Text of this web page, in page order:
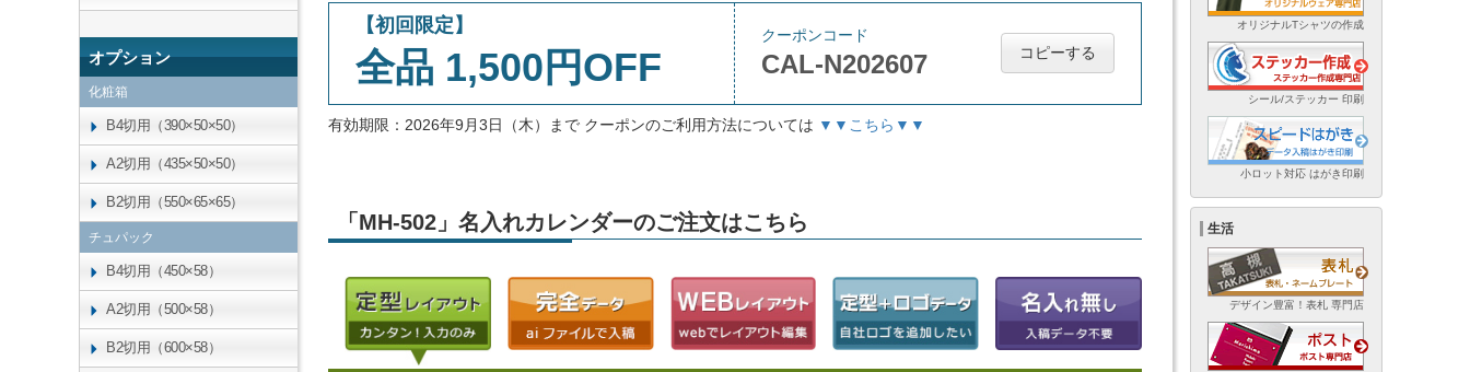
【初回限定】
全品 1,500円OFF
クーポンコード
CAL-N202607 コピーする
有効期限：2026年9月3日（木）まで クーポンのご利用方法については ▼▼こちら▼▼
「MH-502」名入れカレンダーのご注文はこちら
オプション
化粧箱
B4切用（390×50×50）
A2切用（435×50×50）
B2切用（550×65×65）
チュパック
B4切用（450×58）
A2切用（500×58）
B2切用（600×58）
オリジナルTシャツの作成
シール/ステッカー 印刷
小ロット対応 はがき印刷
生活
デザイン豊富！表札 専門店